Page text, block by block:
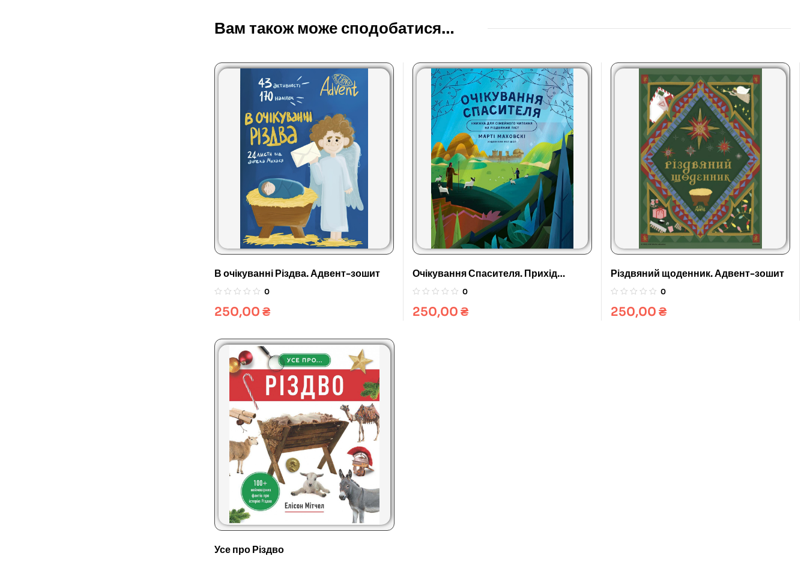
Вам також може сподобатися…
В очікуванні Різдва. Адвент-зошит
0
250,00 ₴
Очікування Спасителя. Прихід
Спасителя0
250,00 ₴
Різдвяний щоденник. Адвент-зошит
0
250,00 ₴
Усе про Різдво